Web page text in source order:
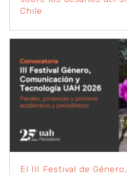
Chile
El III Festival de